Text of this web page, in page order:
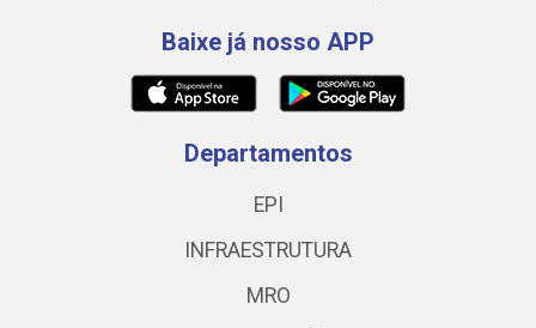
Baixe já nosso APP
Departamentos
EPI
INFRAESTRUTURA
MRO